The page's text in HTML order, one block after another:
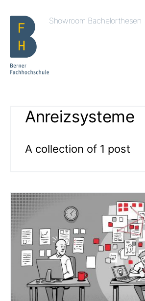
Showroom Bachelorthesen
Anreizsysteme
A collection of 1 post